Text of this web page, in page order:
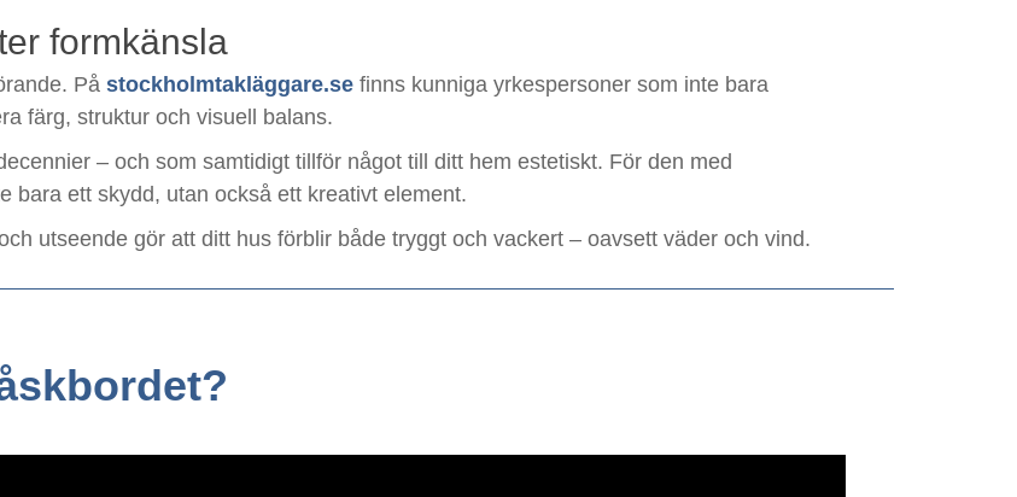
formkänsla
På stockholmtakläggare.se finns kunniga yrkespersoner som inte bara
färg, struktur och visuell balans.
– och som samtidigt tillför något till ditt hem estetiskt. För den med
bara ett skydd, utan också ett kreativt element.
utseende gör att ditt hus förblir både tryggt och vackert – oavsett väder och vind.